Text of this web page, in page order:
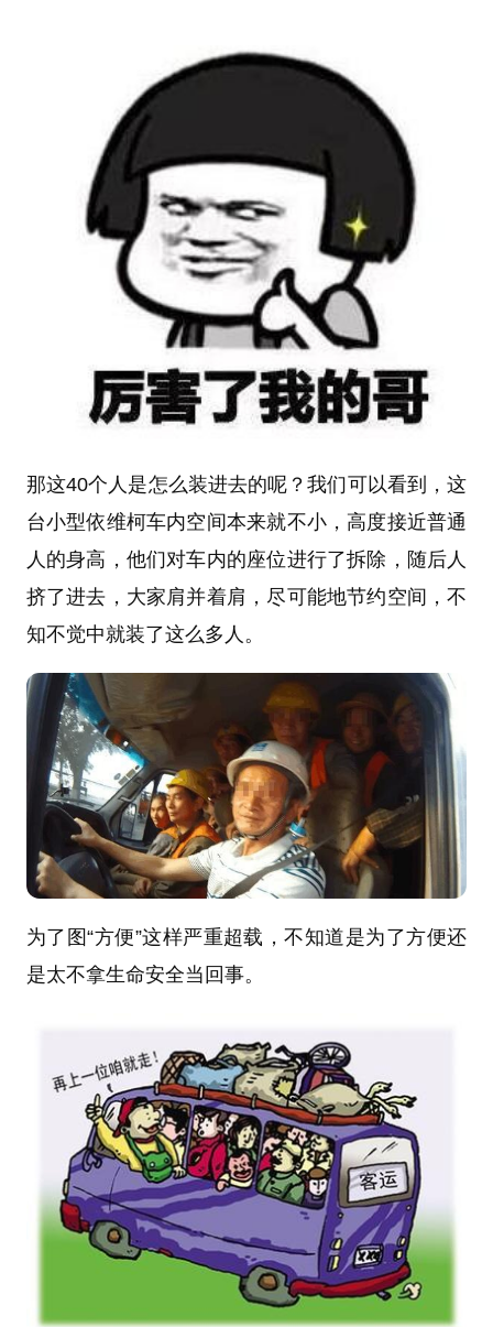
那这40个人是怎么装进去的呢？我们可以看到，这
台小型依维柯车内空间本来就不小，高度接近普通
人的身高，他们对车内的座位进行了拆除，随后人
挤了进去，大家肩并着肩，尽可能地节约空间，不
知不觉中就装了这么多人。
为了图“方便”这样严重超载，不知道是为了方便还
是太不拿生命安全当回事。